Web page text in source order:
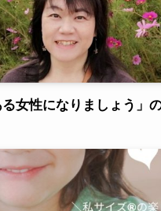
る女性になりましょう」